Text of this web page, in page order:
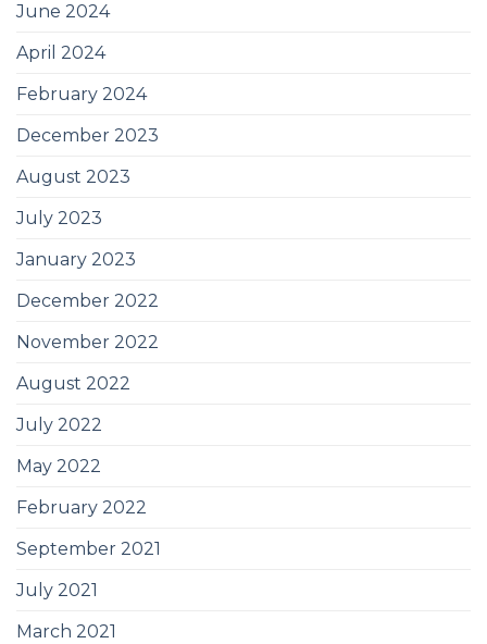
June 2024
April 2024
February 2024
December 2023
August 2023
July 2023
January 2023
December 2022
November 2022
August 2022
July 2022
May 2022
February 2022
September 2021
July 2021
March 2021